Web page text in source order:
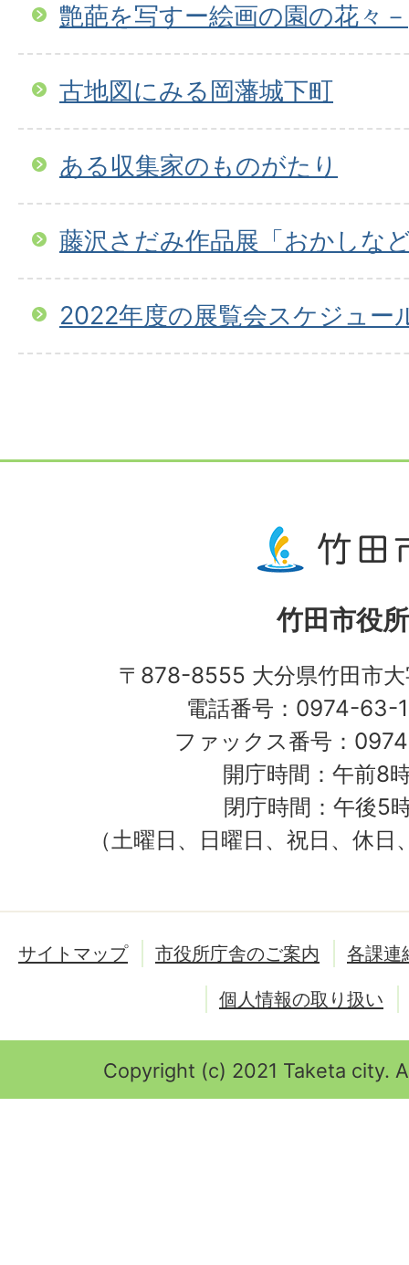
艶葩を写すー絵画の園の花々－
古地図にみる岡藩城下町
ある収集家のものがたり
藤沢さだみ作品展「おかしな
2022年度の展覧会スケジュー
竹田市役所
〒878-8555 大分県竹田市
電話番号：0974-63-
ファックス番号：
開庁時間：午前8
閉庁時間：午後5
（土曜日、日曜日、祝日、休
サイトマップ 市役所庁舎のご案内
各課連
個人情報の取り扱い
Copyright (c) 2021 Taketa city.